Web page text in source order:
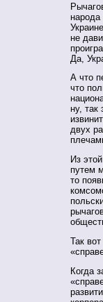
не
Да,
А что
что
ну, так
двух
Из
путем
то
Так
Когда